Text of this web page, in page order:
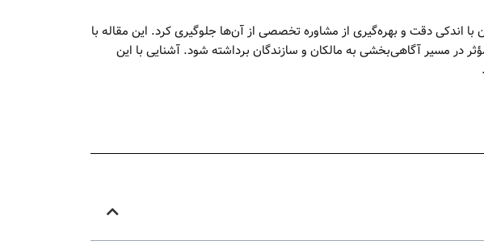
اندکی دقت و بهره‌گیری از مشاوره تخصصی از آن‌ها جلوگیری کرد. این مقاله با
در مسیر آگاهی‌بخشی به مالکان و سازندگان برداشته شود. آشنایی با این